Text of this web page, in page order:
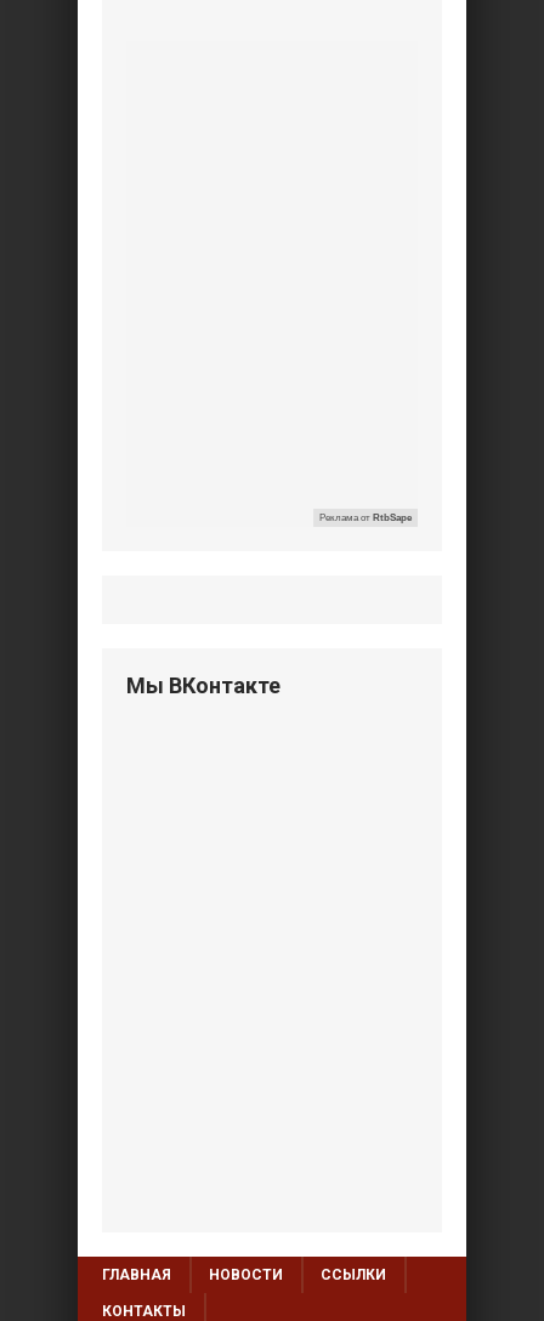
Реклама от RtbSape
Мы ВКонтакте
ГЛАВНАЯ НОВОСТИ ССЫЛКИ
КОНТАКТЫ